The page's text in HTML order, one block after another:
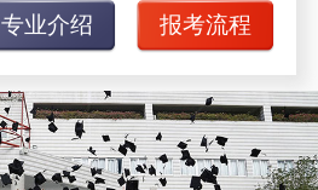
专业介绍 报考流程